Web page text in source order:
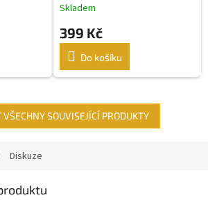
Skladem
399 Kč
Do košíku
SOUVISEJÍCÍ PRODUKTY
Diskuze